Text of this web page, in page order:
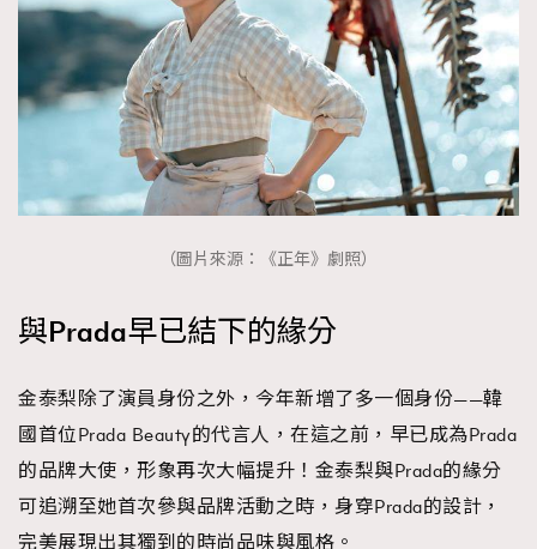
（圖片來源：《正年》劇照）
與Prada早已結下的緣分
金泰梨除了演員身份之外，今年新增了多一個身份——韓
國首位Prada Beauty的代言人，在這之前，早已成為Prada
的品牌大使，形象再次大幅提升！金泰梨與Prada的緣分
可追溯至她首次參與品牌活動之時，身穿Prada的設計，
完美展現出其獨到的時尚品味與風格。